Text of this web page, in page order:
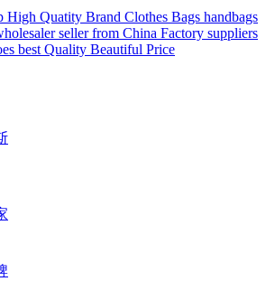
High Quatity Brand Clothes Bags handbags
seller from China Factory suppliers
best Quality Beautiful Price